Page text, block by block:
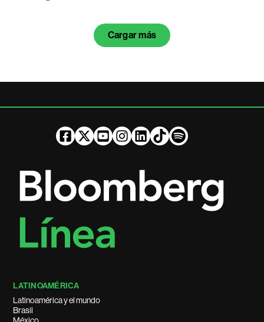
Cargar más
LATINOAMÉRICA
Latinoamérica y el mundo
Brasil